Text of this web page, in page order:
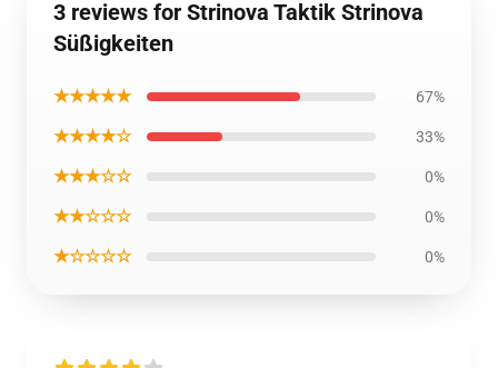
3 reviews for Strinova Taktik Strinova
Süßigkeiten
★★★★★ 67%
★★★★☆ 33%
★★★☆☆ 0%
★★☆☆☆ 0%
★☆☆☆☆ 0%